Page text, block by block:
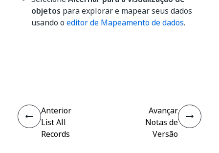
objetos para explorar e mapear seus dados
usando o editor de Mapeamento de dados.
Anterior
List All
Records
Avançar
Notas de
Versão